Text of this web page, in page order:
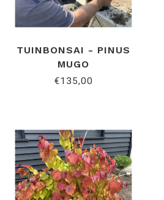
TUINBONSAI - PINUS
MUGO
€135,00